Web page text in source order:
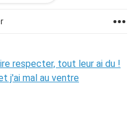
malheureuse. Autour de
! Mais je ne vis plus !
respecter, tout leur ai du !
j'ai mal au ventre